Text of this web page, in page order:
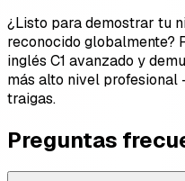
¿Listo para demostrar tu
reconocido globalmente?
inglés C1 avanzado y
más alto nivel
traigas.
Preguntas